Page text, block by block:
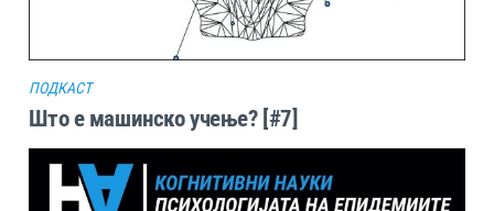
ПОДКАСТ
Што е машинско учење? [#7]